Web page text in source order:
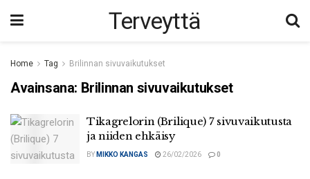
Terveyttä
Home Tag Brilinnan sivuvaikutukset
Avainsana: Brilinnan sivuvaikutukset
Tikagrelorin (Brilique) 7 sivuvaikutusta
ja niiden ehkäisy
BY MIKKO KANGAS 26/02/2026 0